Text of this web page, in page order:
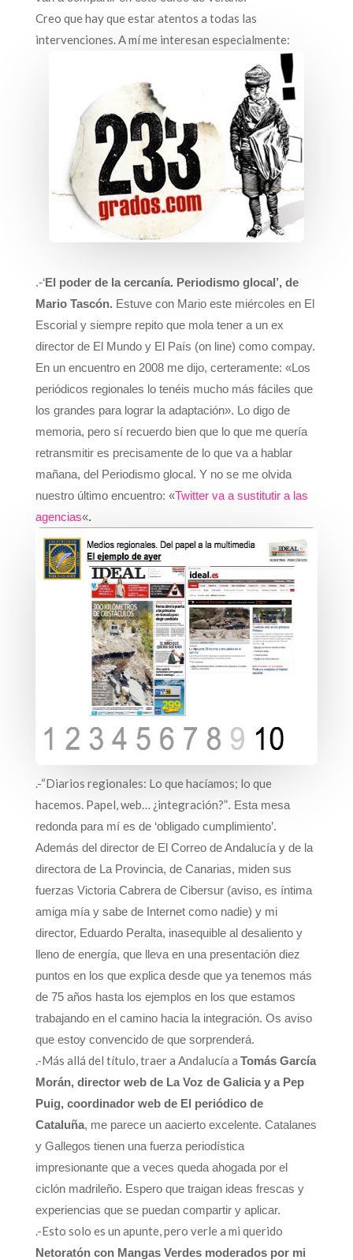
Creo que hay que estar atentos a todas las
intervenciones. A mí me interesan especialmente:
.-‘El poder de la cercanía. Periodismo glocal’, de
Mario Tascón. Estuve con Mario este miércoles en El
Escorial y siempre repito que mola tener a un ex
director de El Mundo y El País (on line) como compay.
En un encuentro en 2008 me dijo, certeramente: «Los
periódicos regionales lo tenéis mucho más fáciles que
los grandes para lograr la adaptación». Lo digo de
memoria, pero sí recuerdo bien que lo que me quería
retransmitir es precisamente de lo que va a hablar
mañana, del Periodismo glocal. Y no se me olvida
nuestro último encuentro: «Twitter va a sustitutir a las
agencias«.
.-“Diarios regionales: Lo que hacíamos; lo que
hacemos. Papel, web… ¿integración?”. Esta mesa
redonda para mí es de ‘obligado cumplimiento’.
Además del director de El Correo de Andalucía y de la
directora de La Provincia, de Canarias, miden sus
fuerzas Victoria Cabrera de Cibersur (aviso, es íntima
amiga mía y sabe de Internet como nadie) y mi
director, Eduardo Peralta, inasequible al desaliento y
lleno de energía, que lleva en una presentación diez
puntos en los que explica desde que ya tenemos más
de 75 años hasta los ejemplos en los que estamos
trabajando en el camino hacia la integración. Os aviso
que estoy convencido de que sorprenderá.
.-Más allá del título, traer a Andalucía a Tomás García
Morán, director web de La Voz de Galicia y a Pep
Puig, coordinador web de El periódico de
Cataluña, me parece un aacierto excelente. Catalanes
y Gallegos tienen una fuerza periodística
impresionante que a veces queda ahogada por el
ciclón madrileño. Espero que traigan ideas frescas y
experiencias que se puedan compartir y aplicar.
.-Esto solo es un apunte, pero verle a mi querido
Netoratón con Mangas Verdes moderados por mi